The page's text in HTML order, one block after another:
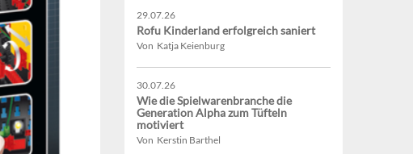
29.07.26
Rofu Kinderland erfolgreich saniert
Von Katja Keienburg
30.07.26
Wie die Spielwarenbranche die
Generation Alpha zum Tüfteln
motiviert
Von Kerstin Barthel